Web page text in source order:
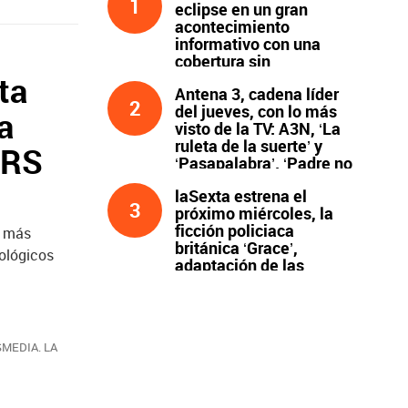
LA
1 eclipse en un gran
acontecimiento
informativo con una
cobertura sin
2
Antena 3, cadena líder
del jueves, con lo más
visto de la TV: A3N, ‘La
ruleta de la suerte’ y
‘Pasapalabra’. ‘Padre no
de la noche
3
laSexta estrena el
próximo miércoles, la
ficción policiaca
británica ‘Grace’,
adaptación de las